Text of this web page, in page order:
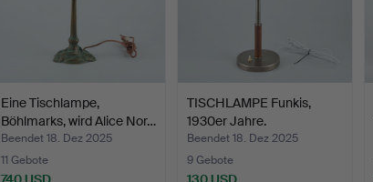
Eine Tischlampe,
Böhlmarks, wird Alice Nor…
Beendet 18. Dez 2025
11 Gebote
TISCHLAMPE Funkis,
1930er Jahre.
Beendet 18. Dez 2025
9 Gebote